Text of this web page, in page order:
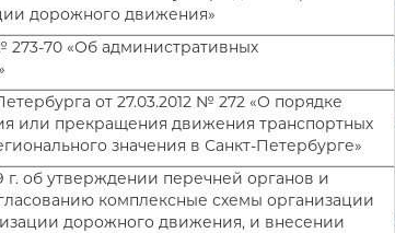
дорожного движения»
273-70 «Об административных
от 27.03.2012 № 272 «О порядке
или прекращения движения транспортных
значения в Санкт-Петербурге»
г. об утверждении перечней органов и
комплексные схемы организации
дорожного движения, и внесении